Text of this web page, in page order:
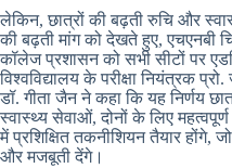
लेकिन, छात्रों की बढ़ती रुचि और
की बढ़ती मांग को देखते हुए, एचएनबी
कॉलेज प्रशासन को सभी सीटों पर
विश्वविद्यालय के परीक्षा नियंत्रक
डॉ. गीता जैन ने कहा कि यह निर्णय
स्वास्थ्य सेवाओं, दोनों के लिए
में प्रशिक्षित तकनीशियन तैयार होंगे,
और मजबूती देंगे।